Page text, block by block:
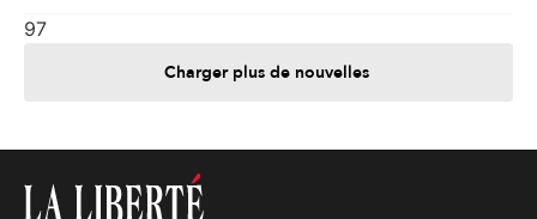
97
Charger plus de nouvelles